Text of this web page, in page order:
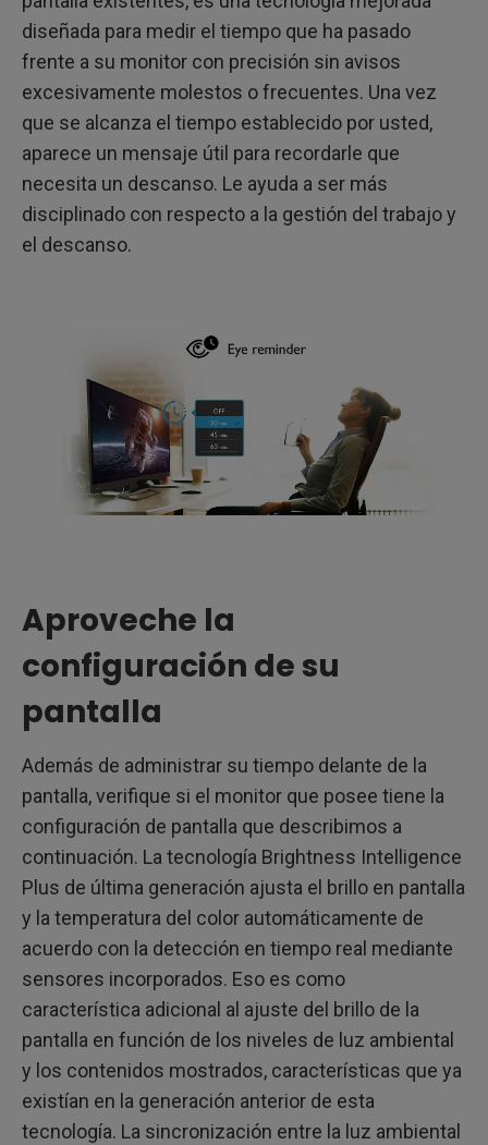
diseñada para medir el tiempo que ha pasado
frente a su monitor con precisión sin avisos
excesivamente molestos o frecuentes. Una vez
que se alcanza el tiempo establecido por usted,
aparece un mensaje útil para recordarle que
necesita un descanso. Le ayuda a ser más
disciplinado con respecto a la gestión del trabajo y
el descanso.
Aproveche la
configuración de su
pantalla
Además de administrar su tiempo delante de la
pantalla, verifique si el monitor que posee tiene la
configuración de pantalla que describimos a
continuación. La tecnología Brightness Intelligence
Plus de última generación ajusta el brillo en pantalla
y la temperatura del color automáticamente de
acuerdo con la detección en tiempo real mediante
sensores incorporados. Eso es como
característica adicional al ajuste del brillo de la
pantalla en función de los niveles de luz ambiental
y los contenidos mostrados, características que ya
existían en la generación anterior de esta
tecnología. La sincronización entre la luz ambiental